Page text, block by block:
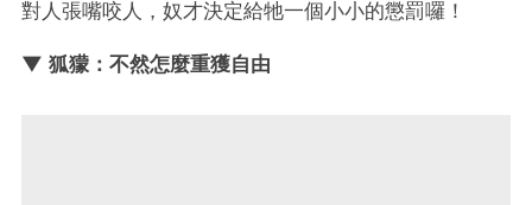
對人張嘴咬人，奴才決定給牠一個小小的懲罰囉！
▼ 狐獴：不然怎麼重獲自由